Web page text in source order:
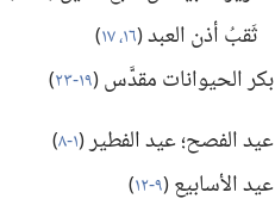
ثَقبُ أذن العبد(‏١٦،‏ ١٧ )‏
بكر الحيوانات مقدَّس(‏١٩-‏٢٣ )‏
عيد الفصح؛‏ عيد الفطير(‏١-‏٨ )‏
عيد الأسابيع(‏٩-‏١٢ )‏